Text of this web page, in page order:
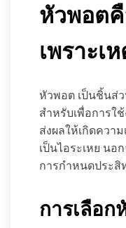
หัวพอตคื
เพราะเ
หัวพอต เป็นชิ้นส่
สำหรับเพื่อการใ
ส่งผลให้เกิดควา
เป็นไอระเหย น
การกำหนดประสิ
การเลือก